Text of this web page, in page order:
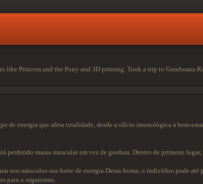
Princess and the Pony and 3D printing. Took a trip to Gondwana
de energia que afeta totalidade, desde a ofício imunológica à bem-
perdendo massa muscular em vez de gordura. Dentro de primeiro
nos músculos sua fonte de energia.Dessa forma, o indivíduo pode
para o organismo.